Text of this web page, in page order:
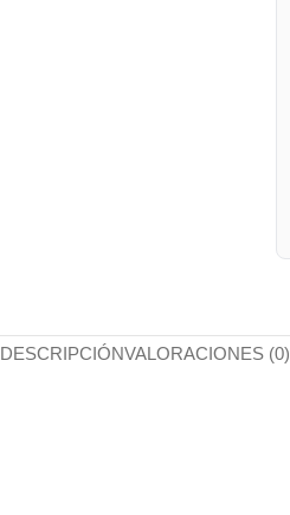
DESCRIPCIÓNVALORACIONES (0)